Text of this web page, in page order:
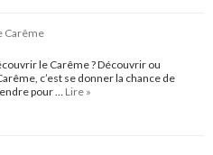
Carême
le Carême ? Découvrir ou
c’est se donner la chance de
pour … Lire »